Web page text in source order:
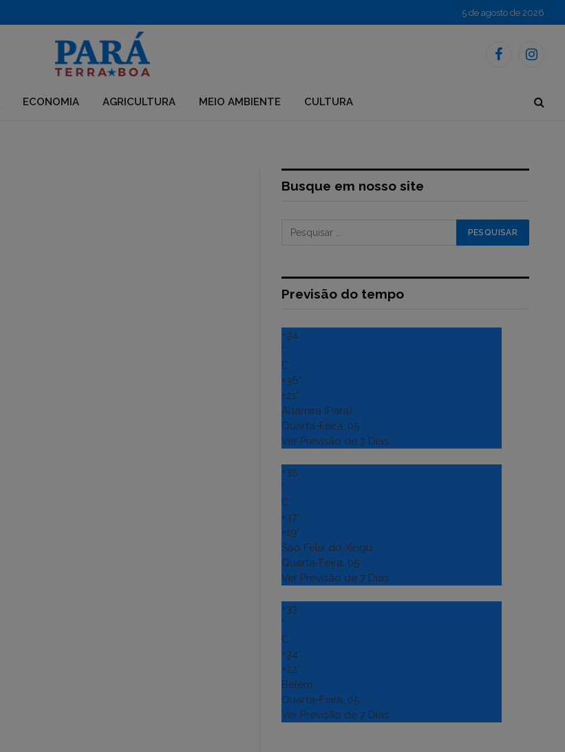
5 de agosto de 2026
Facebook
ECONOMIA AGRICULTURA MEIO AMBIENTE CULTURA
Busque em nosso site
Previsão do tempo
+34
°
C
+36°
+21°
Altamira (Para)
Quarta-Feira, 05
Ver Previsão de 7 Dias
+35
°
C
+37°
+19°
Sao Felix do Xingu
Quarta-Feira, 05
Ver Previsão de 7 Dias
+33
°
C
+34°
+22°
Belém
Quarta-Feira, 05
Ver Previsão de 7 Dias